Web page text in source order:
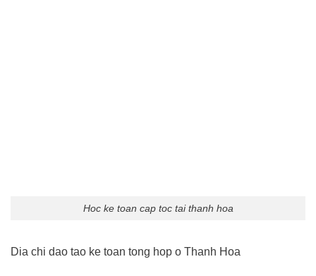
Hoc ke toan cap toc tai thanh hoa
Dia chi dao tao ke toan tong hop o Thanh Hoa